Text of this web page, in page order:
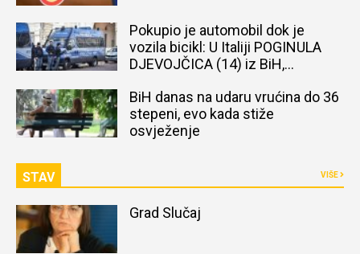
Pokupio je automobil dok je
vozila bicikl: U Italiji POGINULA
DJEVOJČICA (14) iz BiH,
BiH danas na udaru vrućina do 36
stepeni, evo kada stiže
osvježenje
STAV VIŠE
Grad Slučaj